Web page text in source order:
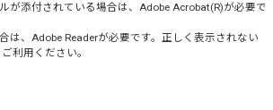
が添付されている場合は、Adobe Acrobat(R)が必要で
は、Adobe Readerが必要です。正しく表示されない
利用ください。